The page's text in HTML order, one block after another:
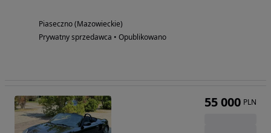
Piaseczno (Mazowieckie)
Prywatny sprzedawca • Opublikowano
55 000 PLN